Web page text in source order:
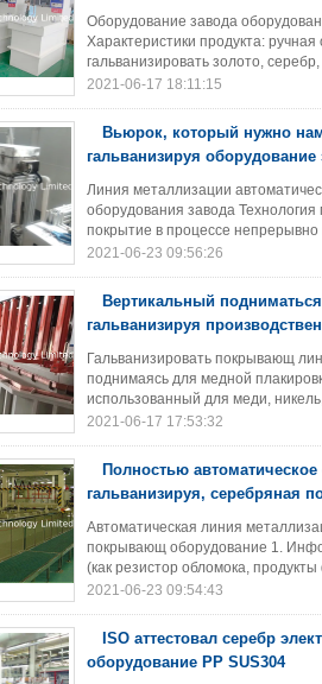
Оборудование завода
Характеристики продукта:
гальванизировать золото,
2021-06-17 18:11:15
Вьюрок, который нужно
гальванизируя оборудование
Линия металлизации
оборудования завода Технология
покрытие в процессе непрерывно
2021-06-23 09:56:26
Вертикальный
гальванизируя
Гальванизировать покрывающ
поднимаясь для медной
использованный для меди,
2021-06-17 17:53:32
Полностью
гальванизируя, серебряная
Автоматическая линия
покрывающ оборудование 1.
(как резистор обломока,
2021-06-23 09:54:43
ISO аттестовал серебр
оборудование PP SUS304